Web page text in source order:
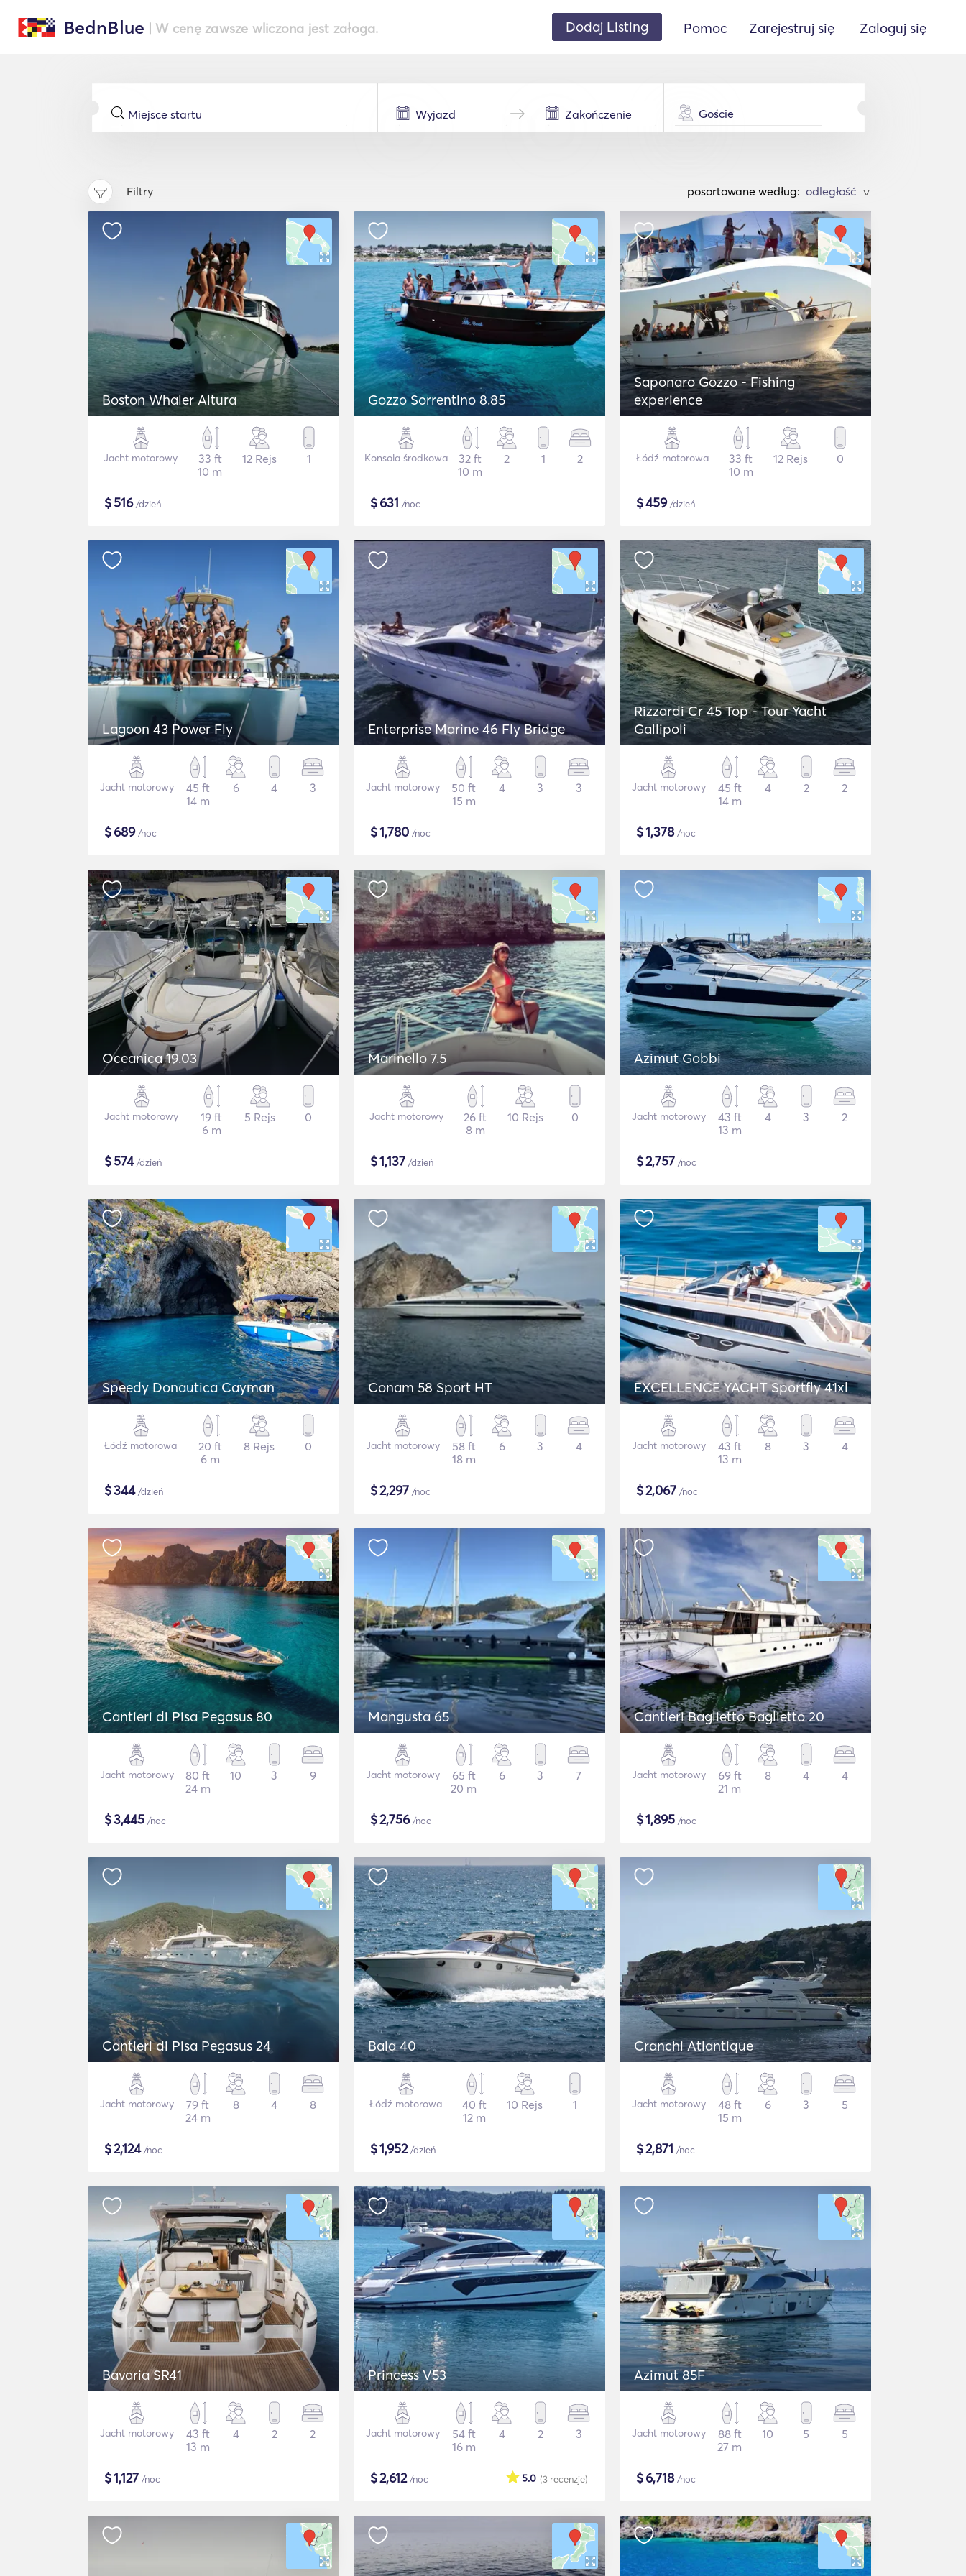
BednBlue | W cenę zawsze wliczona jest załoga. Dodaj Listing Pomoc Zarejestruj się Zaloguj się
Goście
Filtry posortowane według: >
Boston Whaler Altura
Jacht motorowy
33 ft
10 m
12 Rejs 1
$516/dzień
Gozzo Sorrentino 8.85
Konsola środkowa
32 ft
10 m
2 1 2
$631 /noc
Saponaro Gozzo - Fishing
experience
Łódź motorowa
33 ft
10 m
12 Rejs 0
$459/dzień
Lagoon 43 Power Fly
Jacht motorowy
45 ft
14 m
6 4 3
$689/noc
Enterprise Marine 46 Fly Bridge
Jacht motorowy
50 ft
15 m
4 3 3
$1,780 /noc
Rizzardi Cr 45 Top - Tour Yacht
Gallipoli
Jacht motorowy
45 ft
14 m
4 2 2
$1,378/noc
Oceanica 19.03
Jacht motorowy
19 ft
6 m
5 Rejs 0
$574/dzień
Marinello 7.5
Jacht motorowy
26 ft
8 m
10 Rejs 0
$1,137 /dzień
Azimut Gobbi
Jacht motorowy
43 ft
13 m
4 3 2
$2,757 /noc
Speedy Donautica Cayman
Łódź motorowa
20 ft
6 m
8 Rejs 0
$344/dzień
Conam 58 Sport HT
Jacht motorowy
58 ft
18 m
6 3 4
$2,297 /noc
EXCELLENCE YACHT Sportfly 41xl
Jacht motorowy
43 ft
13 m
8 3 4
$2,067 /noc
Cantieri di Pisa Pegasus 80
Jacht motorowy
80 ft
24 m
10 3 9
$3,445 /noc
Mangusta 65
Jacht motorowy
65 ft
20 m
6 3 7
$2,756/noc
Cantieri Baglietto Baglietto 20
Jacht motorowy
69 ft
21 m
8 4 4
$1,895 /noc
Cantieri di Pisa Pegasus 24
Jacht motorowy
79 ft
24 m
8 4 8
$2,124/noc
Baia 40
Łódź motorowa
40 ft
12 m
10 Rejs 1
$1,952/dzień
Cranchi Atlantique
Jacht motorowy
48 ft
15 m
6 3 5
$2,871 /noc
Bavaria SR41
Jacht motorowy
43 ft
13 m
4 2 2
$1,127 /noc
Princess V53
Jacht motorowy
54 ft
16 m
4 2 3
$2,612/noc (3 recenzje)
5.0
Azimut 85F
Jacht motorowy
88 ft
27 m
10 5 5
$6,718/noc